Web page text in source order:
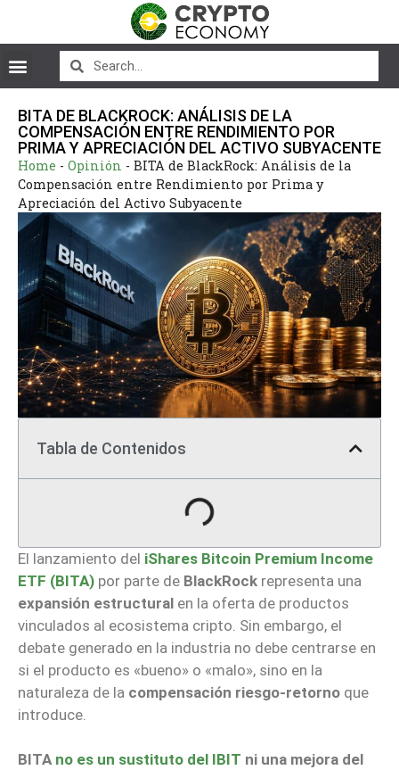
BITA DE BLACKROCK: ANÁLISIS DE LA
COMPENSACIÓN ENTRE RENDIMIENTO POR
PRIMA Y APRECIACIÓN DEL ACTIVO SUBYACENTE
Home - Opinión - BITA de BlackRock: Análisis de la
Compensación entre Rendimiento por Prima y
Apreciación del Activo Subyacente
Tabla de Contenidos
El lanzamiento del iShares Bitcoin Premium Income
ETF (BITA) por parte de BlackRock representa una
expansión estructural en la oferta de productos
vinculados al ecosistema cripto. Sin embargo, el
debate generado en la industria no debe centrarse en
si el producto es «bueno» o «malo», sino en la
naturaleza de la compensación riesgo-retorno que
introduce.
BITA no es un sustituto del IBIT ni una mejora del